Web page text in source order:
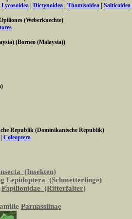
Lycosoidea Dictynoidea Thomisoidea Salticoidea
(Weberknechte)
(Borneo (Malaysia))
Republik (Dominikanische Republik)
Coleoptera
(Insekten)
Lepidoptera (Schmetterlinge)
Papilionidae (Ritterfalter)
Parnassiinae